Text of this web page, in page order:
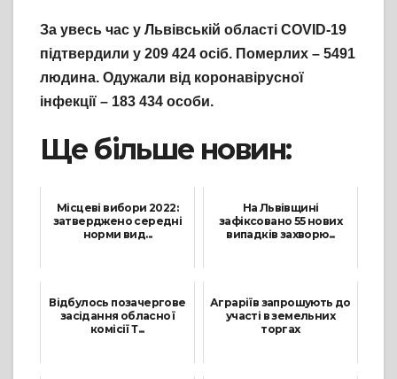
За увесь час у Львівській області COVID-19
підтвердили у 209 424 осіб. Померлих – 5491
людина. Одужали від коронавірусної
інфекції – 183 434 особи.
Ще більше новин:
Місцеві вибори 2022:
затверджено середні
норми вид...
На Львівщині
зафіксовано 55 нових
випадків захворю...
Відбулось позачергове
засідання обласної
комісії Т...
Аграріїв запрошують до
участі в земельних
торгах